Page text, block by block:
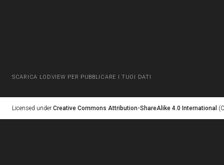
SCARICA LODVIEW PER PUBBLICARE I TUOI DATI
Licensed under Creative Commons Attribution-ShareAlike 4.0 International